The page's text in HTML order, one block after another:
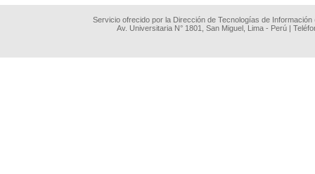
Servicio ofrecido por la Dirección de Tecnologías de
Av. Universitaria N° 1801, San Miguel, Lima - Perú |